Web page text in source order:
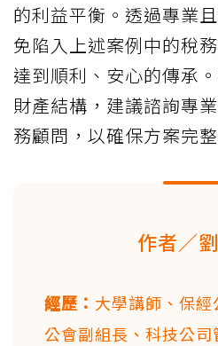
的利益平衡。透過專業
免陷入上述案例中的稅
達到順利、安心的傳承
財產結構，建議諮詢專
務顧問，以確保方案完
作者／
經歷： 大學講師、保
公會副組長、科技公